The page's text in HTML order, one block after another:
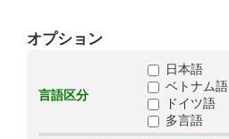
オプション
言語区分
日本語
ベトナム語
ドイツ語
多言語